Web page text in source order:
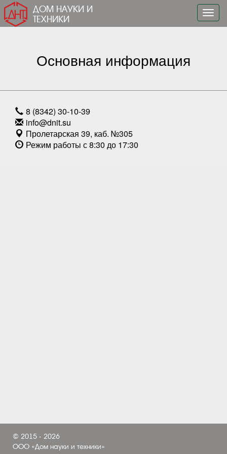
ДОМ НАУКИ И
ТЕХНИКИ
Основная информация
8 (8342) 30-10-39
info@dnit.su
Пролетарская 39, каб. №305
Режим работы с 8:30 до 17:30
© 2015 - 2026
ООО «Дом науки и техники»